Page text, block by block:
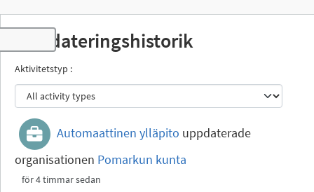
Toggle navigation
Uppdateringshistorik
Aktivitetstyp
Automaattinen ylläpito uppdaterade
organisationen Pomarkun kunta
för 4 timmar sedan